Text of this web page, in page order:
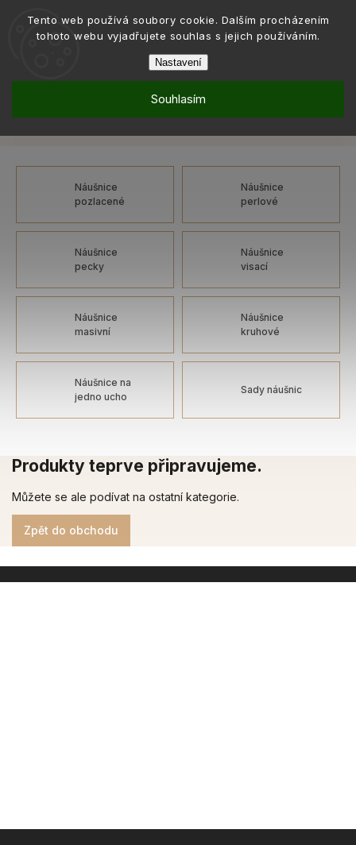
Tento web používá soubory cookie. Dalším procházením
tohoto webu vyjadřujete souhlas s jejich používáním.
Nastavení
Souhlasím
/ /
Náušnice
pozlacené
Náušnice
perlové
Náušnice
pecky
Náušnice
visací
Náušnice
masivní
Náušnice
kruhové
Náušnice na
jedno ucho
Sady náušnic
Produkty teprve připravujeme.
Můžete se ale podívat na ostatní kategorie.
Zpět do obchodu